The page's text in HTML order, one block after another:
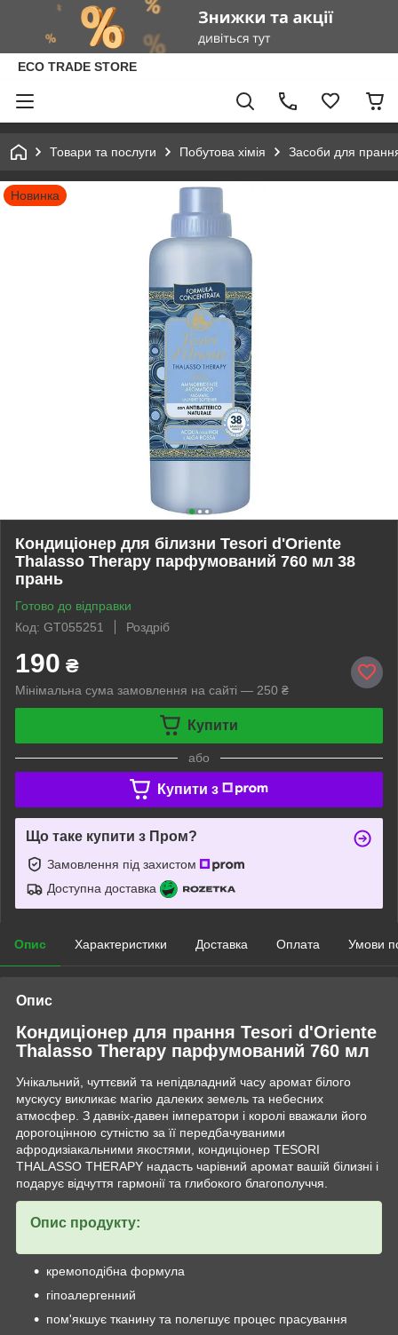
ECO TRADE STORE
Товари та послуги Побутова хімія Засоби для
Новинка
Кондиціонер для білизни Tesori d'Oriente
Thalasso Therapy парфумований 760 мл 38
прань
Готово до відправки
Код: GT055251
Роздріб
190 ₴
Мінімальна сума замовлення на сайті — 250 ₴
Купити
або
Купити з
Що таке купити з Пром?
Замовлення під захистом
Доступна доставка
Опис Характеристики Доставка Оплата Умови
Опис
Кондиціонер для прання Tesori d'Oriente
Thalasso Therapy парфумований 760 мл
Унікальний, чуттєвий та непідвладний часу аромат білого
мускусу викликає магію далеких земель та небесних
атмосфер. З давніх-давен імператори і королі вважали його
дорогоцінною сутністю за її передбачуваними
афродизіакальними якостями, кондиціонер TESORI
THALASSO THERAPY надасть чарівний аромат вашій білизні і
подарує відчуття гармонії та глибокого благополуччя.
Опис продукту:
кремоподібна формула
гіпоалергенний
пом'якшує тканину та полегшує процес прасування